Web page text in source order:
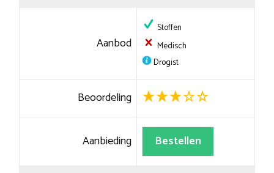
Aanbod
Stoffen
Medisch
Drogist
Beoordeling
Aanbieding Bestellen